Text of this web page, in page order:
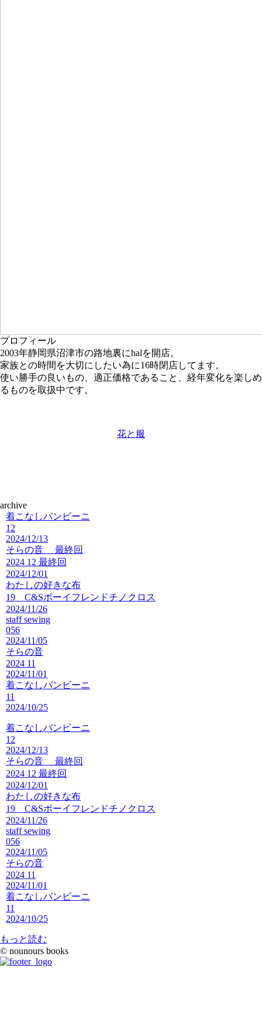
プロフィール
2003年静岡県沼津市の路地裏にhalを開店。
家族との時間を大切にしたい為に16時閉店してます。
使い勝手の良いもの、適正価格であること、経年変化を楽しめ
るものを取扱中です。
花と服
archive
着こなしバンビーニ
12
2024/12/13
そらの音 最終回
2024 12 最終回
2024/12/01
わたしの好きな布
19 C&Sボーイフレンドチノクロス
2024/11/26
staff sewing
056
2024/11/05
そらの音
2024 11
2024/11/01
着こなしバンビーニ
11
2024/10/25
着こなしバンビーニ
12
2024/12/13
そらの音 最終回
2024 12 最終回
2024/12/01
わたしの好きな布
19 C&Sボーイフレンドチノクロス
2024/11/26
staff sewing
056
2024/11/05
そらの音
2024 11
2024/11/01
着こなしバンビーニ
11
2024/10/25
もっと読む
© nounours books